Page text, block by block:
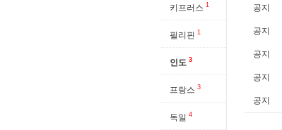
키프러스 1
필리핀 1
인도 3
프랑스 3
독일 4
공지
공지
공지
공지
공지